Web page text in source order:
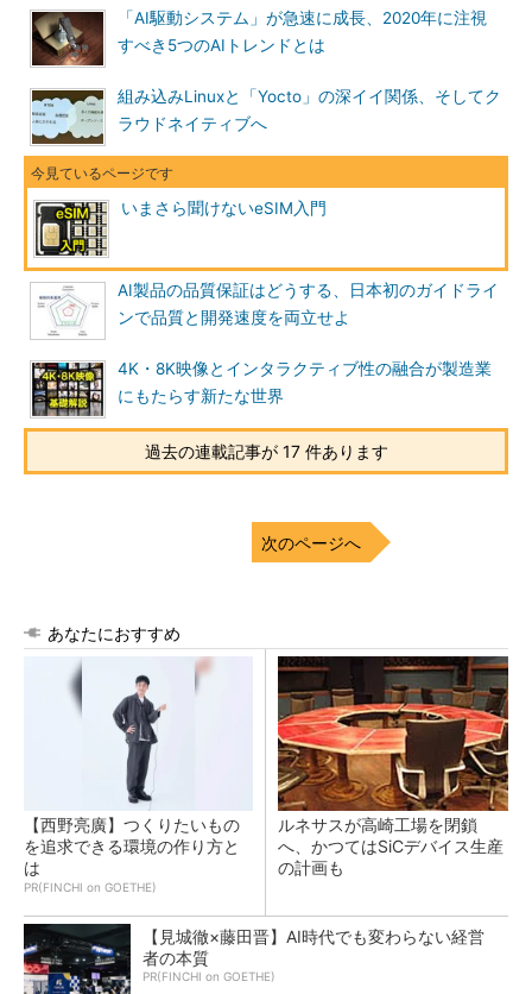
「AI駆動システム」が急速に成長、2020年に注視
すべき5つのAIトレンドとは
組み込みLinuxと「Yocto」の深イイ関係、そしてク
ラウドネイティブへ
いまさら聞けないeSIM入門
AI製品の品質保証はどうする、日本初のガイドライ
ンで品質と開発速度を両立せよ
4K・8K映像とインタラクティブ性の融合が製造業
にもたらす新たな世界
過去の連載記事が 17 件あります
次のページへ
あなたにおすすめ
【西野亮廣】つくりたいもの
を追求できる環境の作り方と
は
PR(FINCHI on GOETHE)
ルネサスが高崎工場を閉鎖
へ、かつてはSiCデバイス生産
の計画も
【見城徹×藤田晋】AI時代でも変わらない経営
者の本質
PR(FINCHI on GOETHE)